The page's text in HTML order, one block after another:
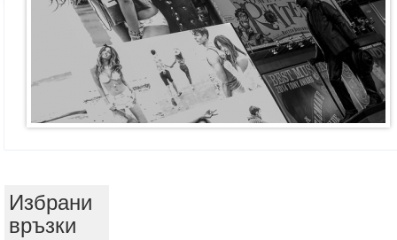
Избрани
връзки